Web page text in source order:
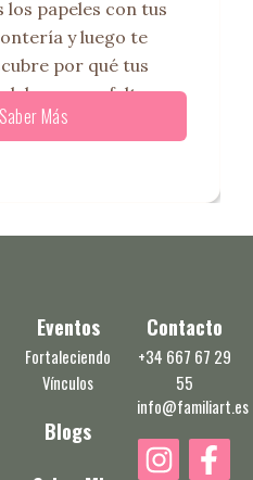
los papeles con tus
y luego te
por qué tus
a una falta
Más
Eventos
Fortaleciendo
Vínculos
Blogs
Contacto
+34 667 67 29
55
info@familiart.es
I
F